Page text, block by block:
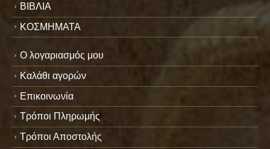
ΒΙΒΛΙΑ
ΚΟΣΜΗΜΑΤΑ
Ο λογαριασμός μου
Καλάθι αγορών
Επικοινωνία
Τρόποι Πληρωμής
Τρόποι Αποστολής